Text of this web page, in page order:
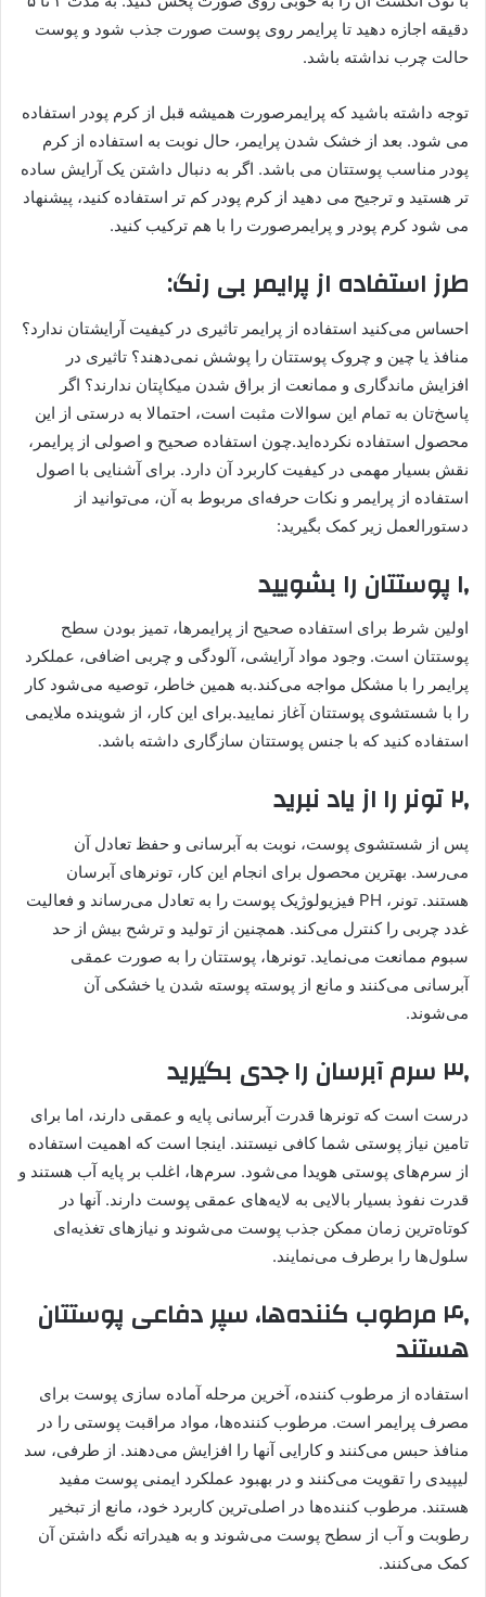
دقیقه اجازه دهید تا پرایمر روی پوست صورت جذب شود و پوست
حالت چرب نداشته باشد.
توجه داشته باشید که پرایمرصورت همیشه قبل از کرم پودر استفاده
می شود. بعد از خشک شدن پرایمر، حال نوبت به استفاده از کرم
پودر مناسب پوستتان می باشد. اگر به دنبال داشتن یک آرایش ساده
تر هستید و ترجیح می دهید از کرم پودر کم تر استفاده کنید، پیشنهاد
می شود کرم پودر و پرایمرصورت را با هم ترکیب کنید.
طرز استفاده از پرایمر بی رنگ:
احساس می‌کنید استفاده از پرایمر تاثیری در کیفیت آرایشتان ندارد؟
منافذ یا چین و چروک پوستتان را پوشش نمی‌دهند؟ تاثیری در
افزایش ماندگاری و ممانعت از براق شدن میکاپتان ندارند؟ اگر
پاسخ‌تان به تمام این سوالات مثبت است، احتمالا به درستی از این
محصول استفاده نکرده‌اید.چون استفاده صحیح و اصولی از پرایمر،
نقش بسیار مهمی در کیفیت کاربرد آن دارد. برای آشنایی با اصول
استفاده از پرایمر و نکات حرفه‌ای مربوط به آن، می‌توانید از
دستورالعمل زیر کمک بگیرید:
۱٫ پوستتان را بشویید
اولین شرط برای استفاده صحیح از پرایمرها، تمیز بودن سطح
پوستتان است. وجود مواد آرایشی، آلودگی و چربی اضافی، عملکرد
پرایمر را با مشکل مواجه می‌کند.به همین خاطر، توصیه می‌شود کار
را با شستشوی پوستتان آغاز نمایید.برای این کار، از شوینده ملایمی
استفاده کنید که با جنس پوستتان سازگاری داشته باشد.
۲٫ تونر را از یاد نبرید
پس از شستشوی پوست، نوبت به آبرسانی و حفظ تعادل آن
می‌رسد. بهترین محصول برای انجام این کار، تونرهای آبرسان
هستند. تونر، PH فیزیولوژیک پوست را به تعادل می‌رساند و فعالیت
غدد چربی را کنترل می‌کند. همچنین از تولید و ترشح بیش از حد
سبوم ممانعت می‌نماید. تونرها، پوستتان را به صورت عمقی
آبرسانی می‌کنند و مانع از پوسته پوسته شدن یا خشکی آن
می‌شوند.
۳٫ سرم آبرسان را جدی بگیرید
درست است که تونرها قدرت آبرسانی پایه و عمقی دارند، اما برای
تامین نیاز پوستی شما کافی نیستند. اینجا است که اهمیت استفاده
از سرم‌های پوستی هویدا می‌شود. سرم‌ها، اغلب بر پایه آب هستند و
قدرت نفوذ بسیار بالایی به لایه‌های عمقی پوست دارند. آنها در
کوتاه‌ترین زمان ممکن جذب پوست می‌شوند و نیازهای تغذیه‌ای
سلول‌ها را برطرف می‌نمایند.
۴٫ مرطوب کننده‌ها، سپر دفاعی پوستتان
هستند
استفاده از مرطوب کننده، آخرین مرحله آماده سازی پوست برای
مصرف پرایمر است. مرطوب کننده‌ها، مواد مراقبت پوستی را در
منافذ حبس می‌کنند و کارایی آنها را افزایش می‌دهند. از طرفی، سد
لیپیدی را تقویت می‌کنند و در بهبود عملکرد ایمنی پوست مفید
هستند. مرطوب کننده‌ها در اصلی‌ترین کاربرد خود، مانع از تبخیر
رطوبت و آب از سطح پوست می‌شوند و به هیدراته نگه داشتن آن
کمک می‌کنند.